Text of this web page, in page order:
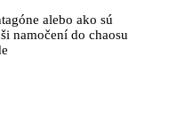
alebo ako sú
namočení do chaosu